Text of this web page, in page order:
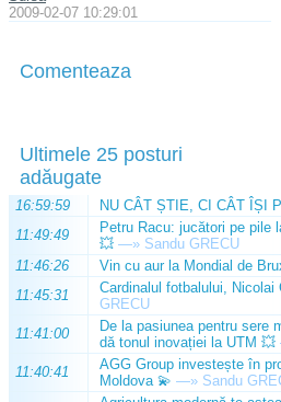
2009-02-07 10:29:01
Comenteaza
Ultimele 25 posturi
adăugate
16:59:59
NU CÂT ȘTIE, CI CÂT ÎȘI
11:49:49
Petru Racu: jucători pe pile
💥 —» Sandu GRECU
11:46:26
Vin cu aur la Mondial de
11:45:31
Cardinalul fotbalului,
GRECU
11:41:00
De la pasiunea pentru sere
dă tonul inovației la UTM 💥
11:40:41
AGG Group investește în
Moldova 💫 —» Sandu